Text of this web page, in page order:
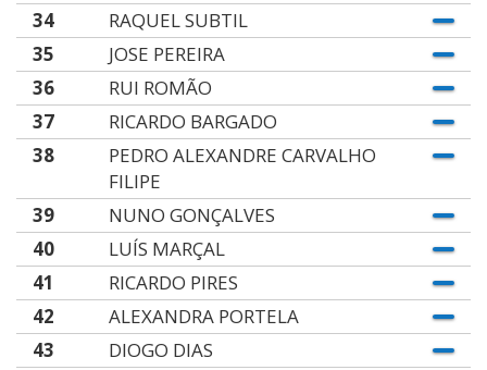
34
RAQUEL SUBTIL
35
JOSE PEREIRA
36
RUI ROMÃO
37
RICARDO BARGADO
38
PEDRO ALEXANDRE CARVALHO
FILIPE
39
NUNO GONÇALVES
40
LUÍS MARÇAL
41
RICARDO PIRES
42
ALEXANDRA PORTELA
43
DIOGO DIAS